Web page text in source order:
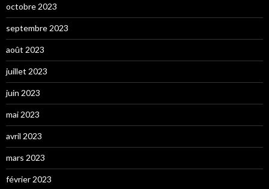
octobre 2023
septembre 2023
août 2023
juillet 2023
juin 2023
mai 2023
avril 2023
mars 2023
février 2023